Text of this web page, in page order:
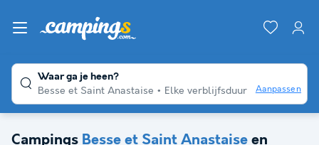
Waar ga je heen?
Besse et Saint Anastaise
Elke verblijfsduur Aanpassen
Campings Besse et Saint Anastaise en